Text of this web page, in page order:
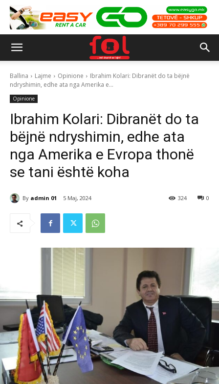
Ballina Lajme Opinione
Ibrahim Kolari: Dibranët do ta bëjnë
ndryshimin, edhe ata nga Amerika e...
Opinione
Ibrahim Kolari: Dibranët do ta
bëjnë ndryshimin, edhe ata
nga Amerika e Evropa thonë
se tani është koha
By admin 01 5 Maj, 2024 0
324